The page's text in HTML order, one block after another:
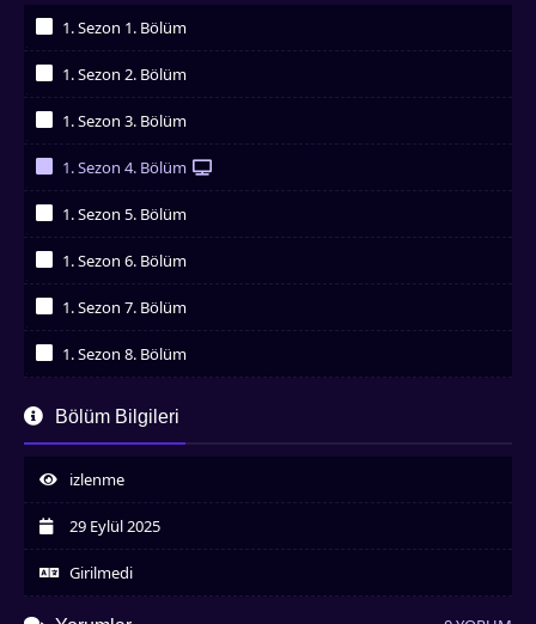
1. Sezon 1. Bölüm
1. Sezon 2. Bölüm
1. Sezon 3. Bölüm
1. Sezon 4. Bölüm
1. Sezon 5. Bölüm
1. Sezon 6. Bölüm
1. Sezon 7. Bölüm
1. Sezon 8. Bölüm
İzledim
İzledim
1. Sezon 10. Bölüm
İzledim
Bölüm Bilgileri
izlenme
29 Eylül 2025
Girilmedi